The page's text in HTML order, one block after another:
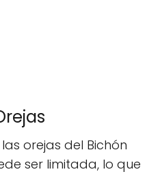
orejas del Bichón
ser limitada, lo que